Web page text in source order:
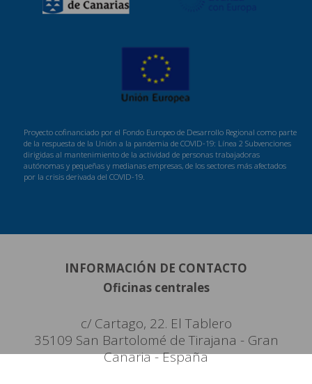
Proyecto cofinanciado por el Fondo Europeo de Desarrollo Regional como parte
de la respuesta de la Unión a la pandemia de COVID-19: Línea 2 Subvenciones
dirigidas al mantenimiento de la actividad de personas trabajadoras
autónomas y pequeñas y medianas empresas, de los sectores más afectados
por la crisis derivada del COVID-19.
INFORMACIÓN DE CONTACTO
Oficinas centrales
c/ Cartago, 22. El Tablero
35109 San Bartolomé de Tirajana - Gran
Canaria - España